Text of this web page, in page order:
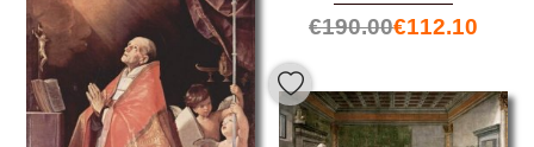
€190.00€112.10